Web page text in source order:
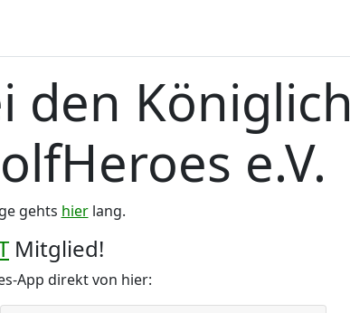
den Königlich
e.V.
gehts hierlang.
Mitglied!
App direkt von hier: